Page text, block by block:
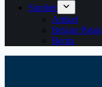
Sumber
Artikel
Belajar Pajak
Berita